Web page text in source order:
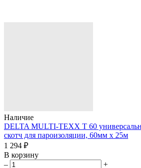
Наличие
DELTA MULTI-TEXX T 60
скотч для пароизоляции, 60мм х 25м
1 294 ₽
В корзину
–
+